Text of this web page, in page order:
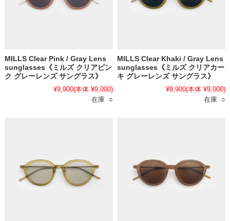
MILLS Clear Pink / Gray Lens
sunglasses《ミルズ クリアピン
ク グレーレンズ サングラス》
¥9,900(本体 ¥9,000)
在庫 ○
MILLS Clear Khaki / Gray Lens
sunglasses《ミルズ クリアカー
キ グレーレンズ サングラス》
¥9,900(本体 ¥9,000)
在庫 ○